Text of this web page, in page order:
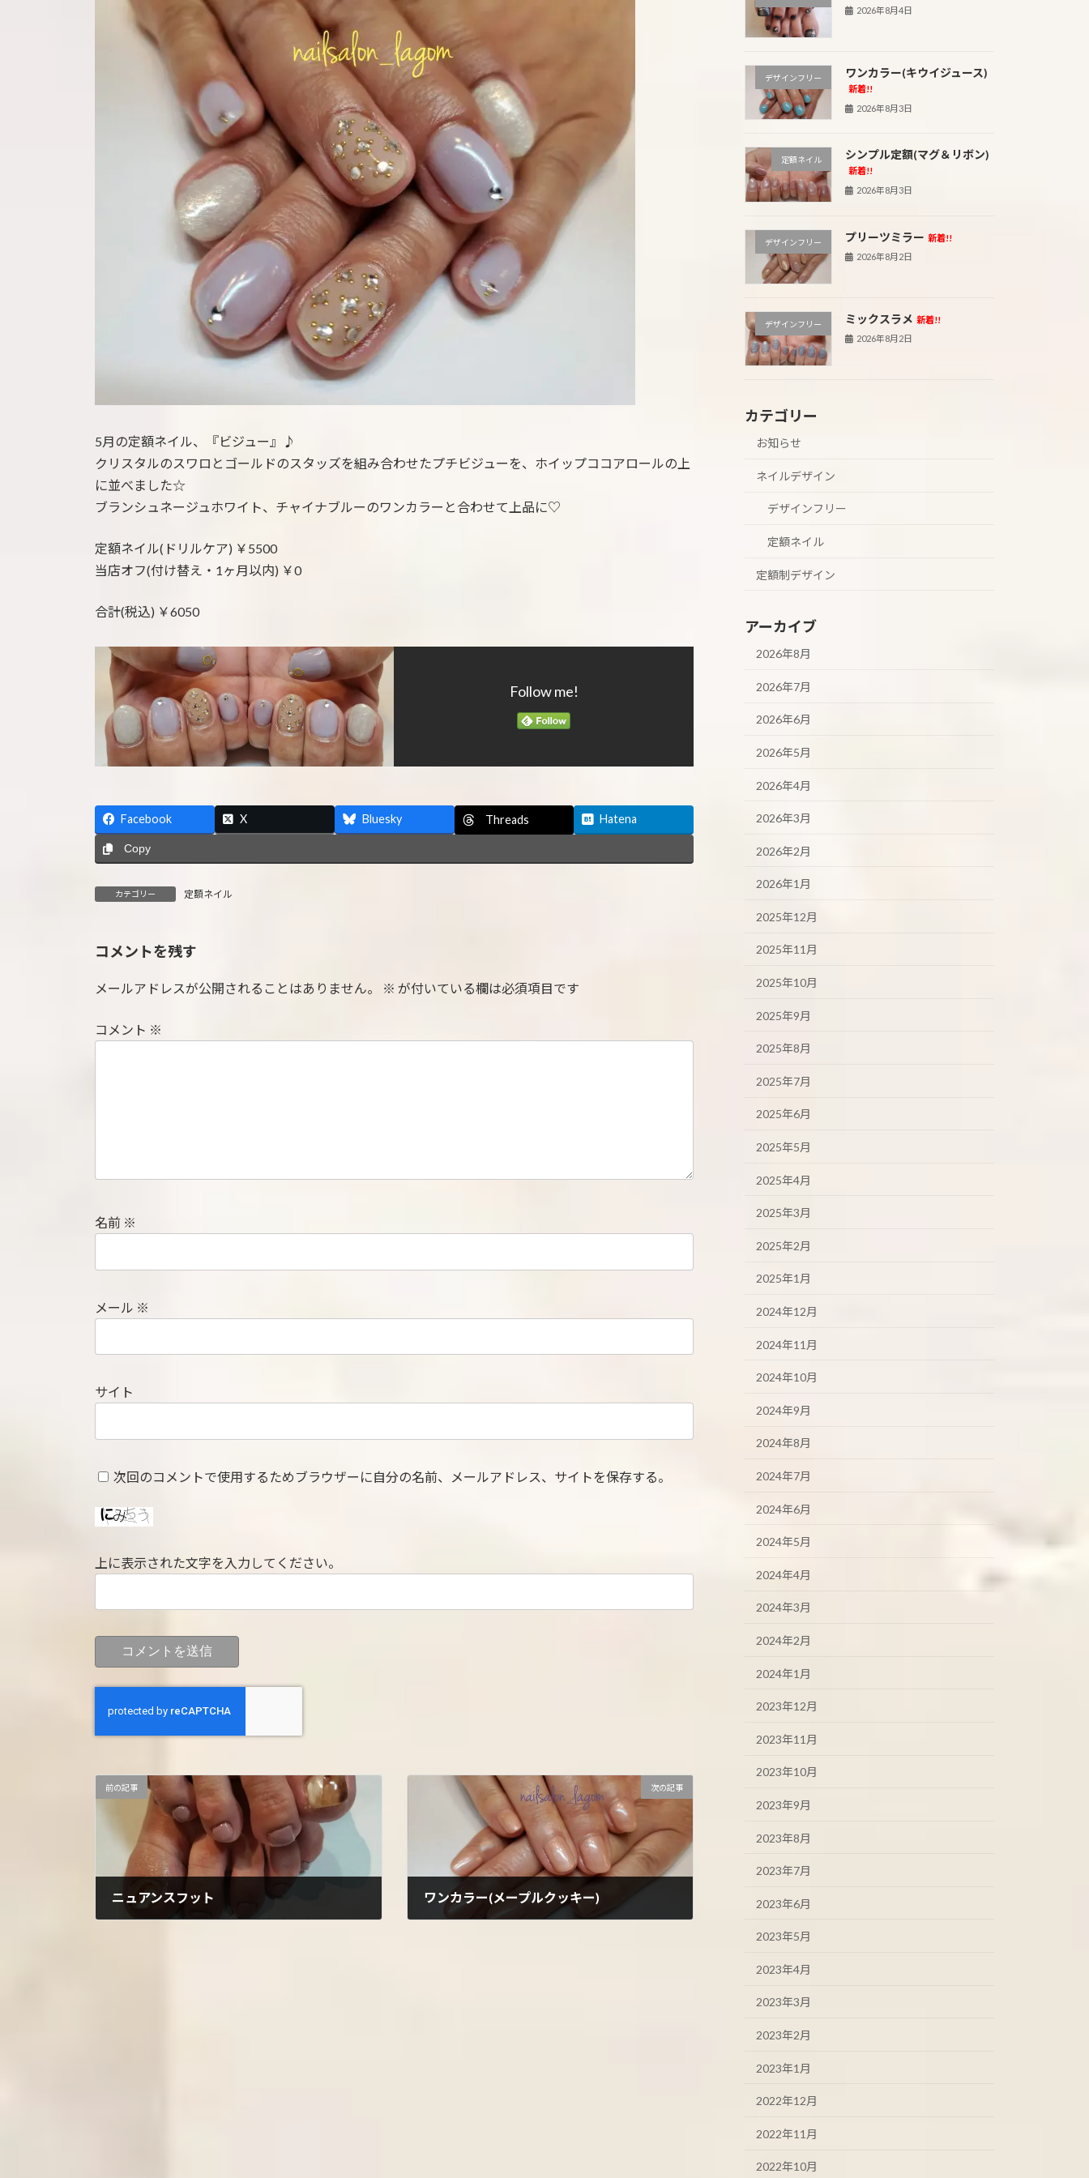
5月の定額ネイル、『ビジュー』♪
クリスタルのスワロとゴールドのスタッズを組み合わせたプチビジューを、ホイップココアロールの上
に並べました☆
ブランシュネージュホワイト、チャイナブルーのワンカラーと合わせて上品に♡
定額ネイル(ドリルケア) ￥5500
当店オフ(付け替え・1ヶ月以内) ￥0
合計(税込) ￥6050
Follow me!
Facebook X Bluesky Threads Hatena
Copy
カテゴリー 定額ネイル
コメントを残す
メールアドレスが公開されることはありません。 ※ が付いている欄は必須項目です
コメント ※
名前 ※
メール ※
サイト
次回のコメントで使用するためブラウザーに自分の名前、メールアドレス、サイトを保存する。
上に表示された文字を入力してください。
前の記事
ニュアンスフット
次の記事
ワンカラー(メープルクッキー)
2026年8月4日
デザインフリー ワンカラー(キウイジュース)
新着!!
2026年8月3日
定額ネイル シンプル定額(マグ＆リボン)
新着!!
2026年8月3日
デザインフリー プリーツミラー 新着!!
2026年8月2日
デザインフリー ミックスラメ 新着!!
2026年8月2日
カテゴリー
お知らせ
ネイルデザイン
デザインフリー
定額ネイル
定額制デザイン
アーカイブ
2026年8月
2026年7月
2026年6月
2026年5月
2026年4月
2026年3月
2026年2月
2026年1月
2025年12月
2025年11月
2025年10月
2025年9月
2025年8月
2025年7月
2025年6月
2025年5月
2025年4月
2025年3月
2025年2月
2025年1月
2024年12月
2024年11月
2024年10月
2024年9月
2024年8月
2024年7月
2024年6月
2024年5月
2024年4月
2024年3月
2024年2月
2024年1月
2023年12月
2023年11月
2023年10月
2023年9月
2023年8月
2023年7月
2023年6月
2023年5月
2023年4月
2023年3月
2023年2月
2023年1月
2022年12月
2022年11月
2022年10月